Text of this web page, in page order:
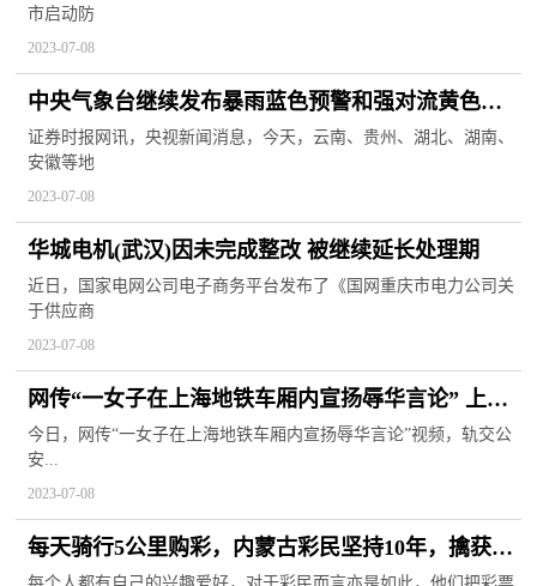
市启动防
2023-07-08
中央气象台继续发布暴雨蓝色预警和强对流黄色预
警
证券时报网讯，央视新闻消息，今天，云南、贵州、湖北、湖南、
安徽等地
2023-07-08
华城电机(武汉)因未完成整改 被继续延长处理期
近日，国家电网公司电子商务平台发布了《国网重庆市电力公司关
于供应商
2023-07-08
网传“一女子在上海地铁车厢内宣扬辱华言论” 上海
轨交公安通报
今日，网传“一女子在上海地铁车厢内宣扬辱华言论”视频，轨交公
安...
2023-07-08
每天骑行5公里购彩，内蒙古彩民坚持10年，擒获大
乐透奖金1000万